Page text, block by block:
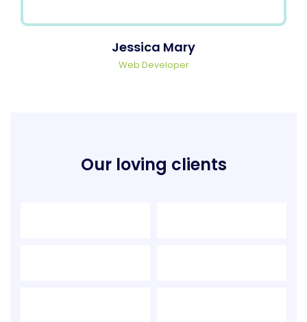
Jessica Mary
Web Developer
Our loving clients